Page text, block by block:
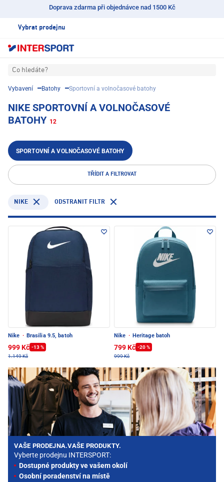
Doprava zdarma při objednávce nad 1500 Kč
Vybrat prodejnu
Co hledáte?
Vybavení Batohy Sportovní a volnočasové batohy
NIKE SPORTOVNÍ A VOLNOČASOVÉ
BATOHY 12
SPORTOVNÍ A VOLNOČASOVÉ BATOHY
TŘÍDIT A FILTROVAT
NIKE ODSTRANIT FILTR
Nike · Brasilia 9.5, batoh
999 Kč -13 %
1.149 Kč
Nike · Heritage batoh
799 Kč -20 %
999 Kč
VAŠE PRODEJNA.VAŠE PRODUKTY.
Vyberte prodejnu INTERSPORT:
Dostupné produkty ve vašem okolí
Osobní poradenství na místě